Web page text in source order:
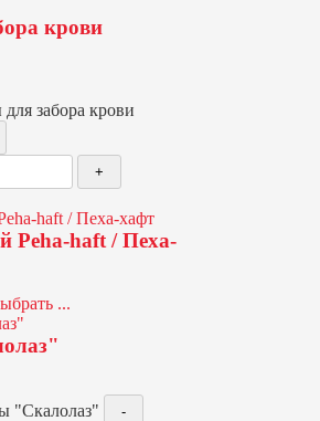
крови
забора крови
Peha-haft / Пеха-
...
"Скалолаз"